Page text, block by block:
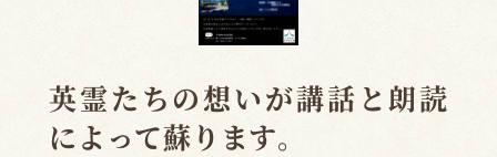
英霊たちの想いが講話と朗読
によって蘇ります。